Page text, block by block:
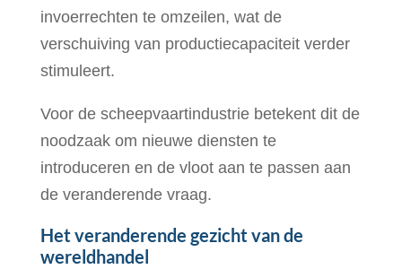
invoerrechten te omzeilen, wat de
verschuiving van productiecapaciteit verder
stimuleert.
Voor de scheepvaartindustrie betekent dit de
noodzaak om nieuwe diensten te
introduceren en de vloot aan te passen aan
de veranderende vraag.
Het veranderende gezicht van de
wereldhandel